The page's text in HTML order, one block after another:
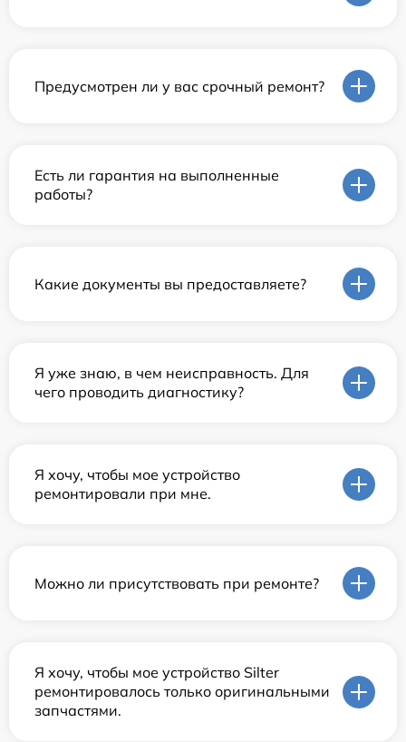
Предусмотрен ли у вас срочный ремонт?
Есть ли гарантия на выполненные
работы?
Какие документы вы предоставляете?
Я уже знаю, в чем неисправность. Для
чего проводить диагностику?
Я хочу, чтобы мое устройство
ремонтировали при мне.
Можно ли присутствовать при ремонте?
Я хочу, чтобы мое устройство Silter
ремонтировалось только оригинальными
запчастями.